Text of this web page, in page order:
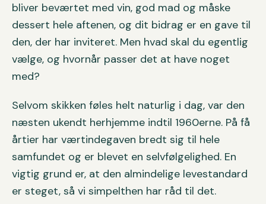
bliver beværtet med vin, god mad og måske
dessert hele aftenen, og dit bidrag er en gave til
den, der har inviteret. Men hvad skal du egentlig
vælge, og hvornår passer det at have noget
med?
Selvom skikken føles helt naturlig i dag, var den
næsten ukendt herhjemme indtil 1960erne. På få
årtier har værtindegaven bredt sig til hele
samfundet og er blevet en selvfølgelighed. En
vigtig grund er, at den almindelige levestandard
er steget, så vi simpelthen har råd til det.